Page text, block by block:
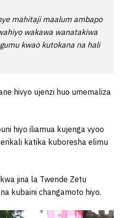
mahitaji maalum ambapo
wakawa wanatakiwa
kwao kutokana na hali
hivyo ujenzi huo umemaliza
hiyo iliamua kujenga vyoo
katika kuboresha elimu
jina la Twende Zetu
kubaini changamoto hiyo.